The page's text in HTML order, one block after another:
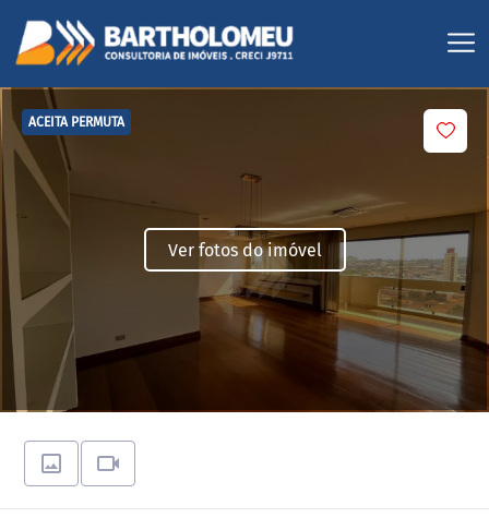
ACEITA PERMUTA
Ver fotos do imóvel